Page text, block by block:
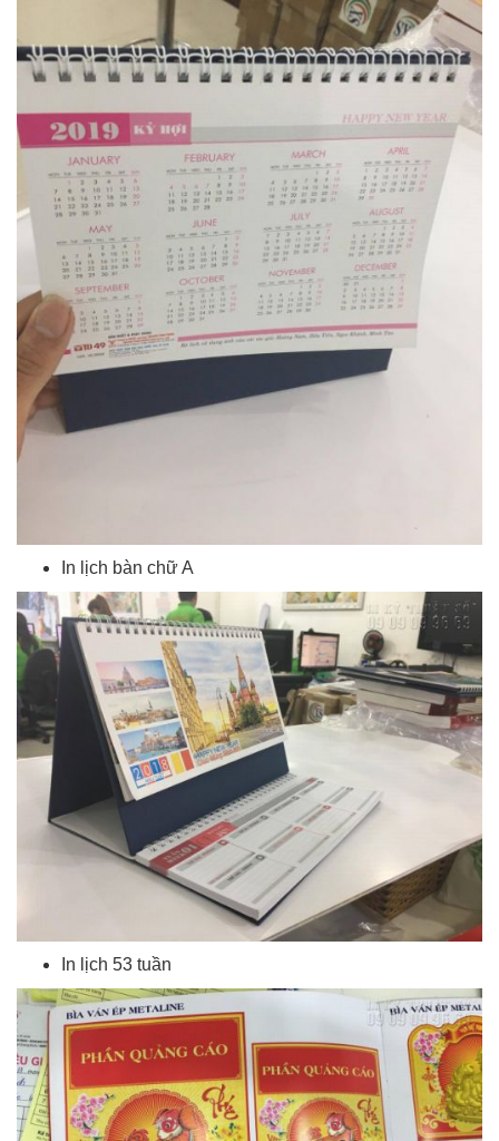
In lịch bàn chữ A
In lịch 53 tuần